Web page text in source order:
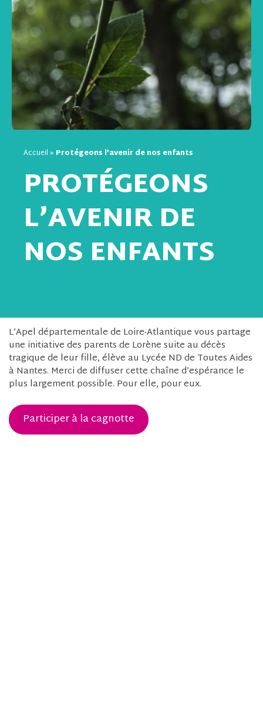
Accueil» Protégeons l’avenir de nos enfants
PROTÉGEONS
L’AVENIR DE
NOS ENFANTS
L’Apel départementale de Loire-Atlantique vous partage
une initiative des parents de Lorène suite au décès
tragique de leur fille, élève au Lycée ND de Toutes Aides
à Nantes. Merci de diffuser cette chaîne d’espérance le
plus largement possible. Pour elle, pour eux.
Participer à la cagnotte